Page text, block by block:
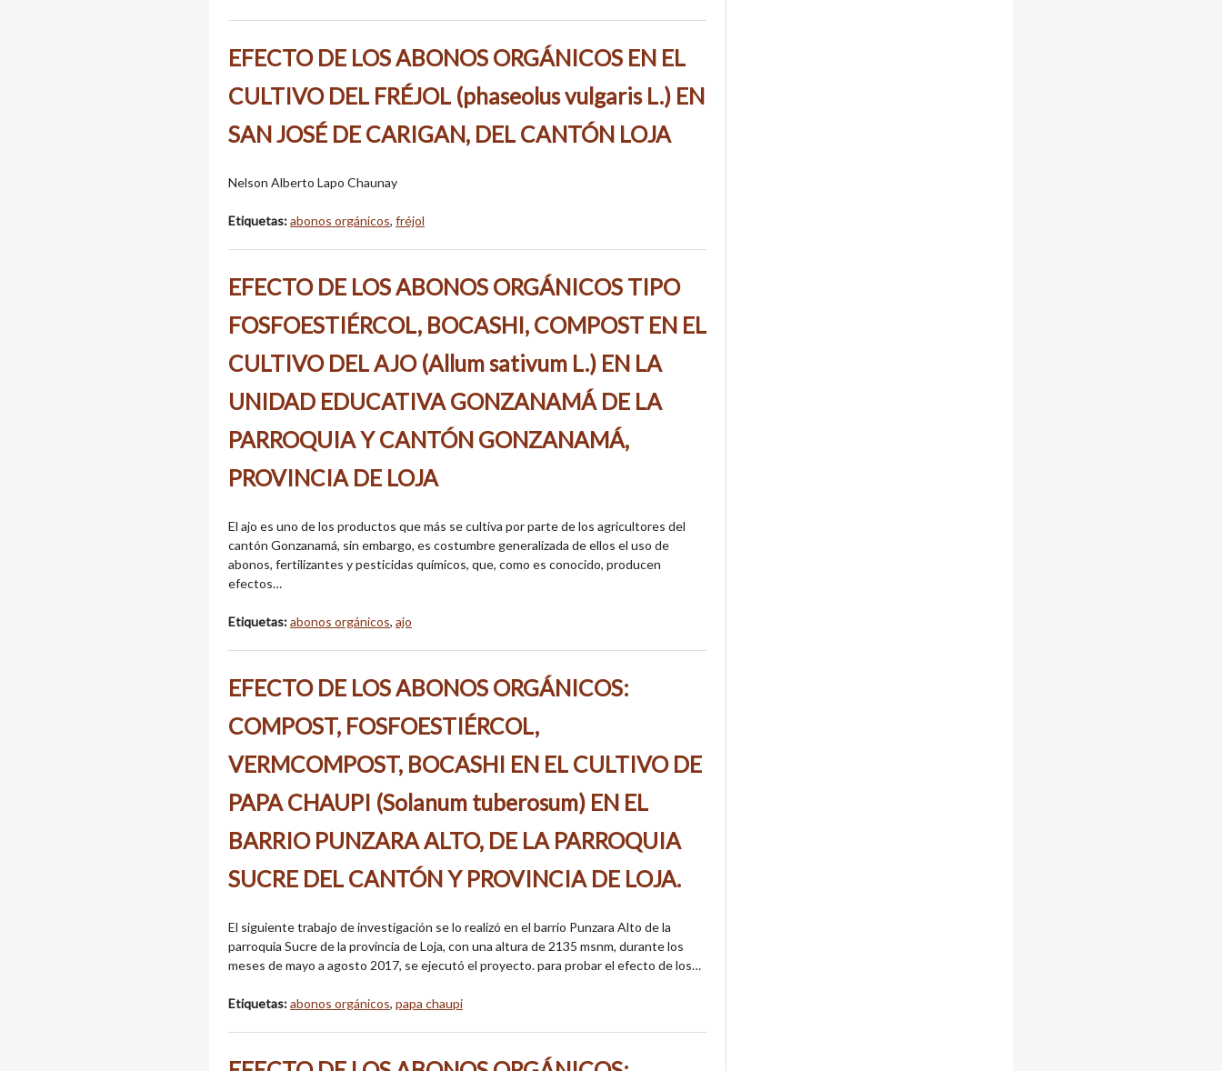
EFECTO DE LOS ABONOS ORGÁNICOS EN EL
CULTIVO DEL FRÉJOL (phaseolus vulgaris L.) EN
SAN JOSÉ DE CARIGAN, DEL CANTÓN LOJA
Nelson Alberto Lapo Chaunay
Etiquetas:abonos orgánicos, fréjol
EFECTO DE LOS ABONOS ORGÁNICOS TIPO
FOSFOESTIÉRCOL, BOCASHI, COMPOST EN EL
CULTIVO DEL AJO (Allum sativum L.) EN LA
UNIDAD EDUCATIVA GONZANAMÁ DE LA
PARROQUIA Y CANTÓN GONZANAMÁ,
PROVINCIA DE LOJA
El ajo es uno de los productos que más se cultiva por parte de los agricultores del
cantón Gonzanamá, sin embargo, es costumbre generalizada de ellos el uso de
abonos, fertilizantes y pesticidas químicos, que, como es conocido, producen
efectos…
Etiquetas:abonos orgánicos, ajo
EFECTO DE LOS ABONOS ORGÁNICOS:
COMPOST, FOSFOESTIÉRCOL,
VERMCOMPOST, BOCASHI EN EL CULTIVO DE
PAPA CHAUPI (Solanum tuberosum) EN EL
BARRIO PUNZARA ALTO, DE LA PARROQUIA
SUCRE DEL CANTÓN Y PROVINCIA DE LOJA.
El siguiente trabajo de investigación se lo realizó en el barrio Punzara Alto de la
parroquia Sucre de la provincia de Loja, con una altura de 2135 msnm, durante los
meses de mayo a agosto 2017, se ejecutó el proyecto. para probar el efecto de los…
Etiquetas:abonos orgánicos, papa chaupi